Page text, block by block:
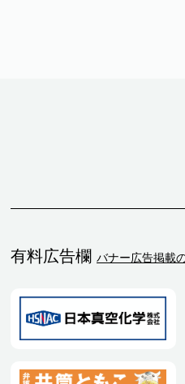
有料広告欄 バナー広告掲載